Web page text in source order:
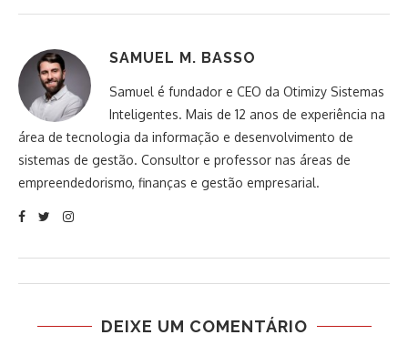
SAMUEL M. BASSO
Samuel é fundador e CEO da Otimizy Sistemas
Inteligentes. Mais de 12 anos de experiência na
área de tecnologia da informação e desenvolvimento de
sistemas de gestão. Consultor e professor nas áreas de
empreendedorismo, finanças e gestão empresarial.
DEIXE UM COMENTÁRIO